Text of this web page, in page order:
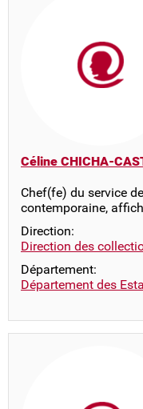
Céline CHICHA-
Chef(fe) du service
contemporaine,
Direction:
Direction des
Département:
Département des